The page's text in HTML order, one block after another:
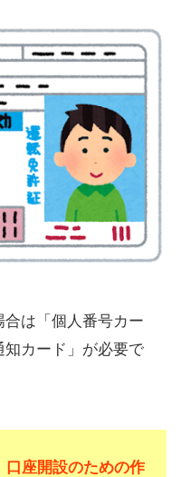
は「個人番号カー
知カード」が必要で
口座開設のための作